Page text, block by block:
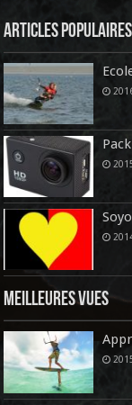
Articles Populaires
Meilleures vues